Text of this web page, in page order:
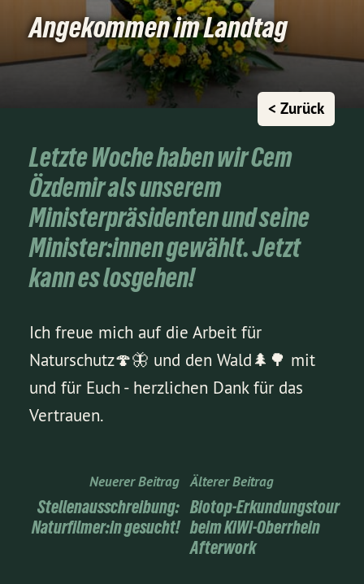
Angekommen im Landtag
< Zurück
Letzte Woche haben wir Cem
Özdemir als unserem
Ministerpräsidenten und seine
Minister:innen gewählt. Jetzt
kann es losgehen!
Ich freue mich auf die Arbeit für
Naturschutz🍄🦋 und den Wald🌲🌳 mit
und für Euch - herzlichen Dank für das
Vertrauen.
Neuerer Beitrag
Stellenausschreibung:
Naturfilmer:in gesucht!
Älterer Beitrag
Biotop-Erkundungstour
beim KiWi-Oberrhein
Afterwork